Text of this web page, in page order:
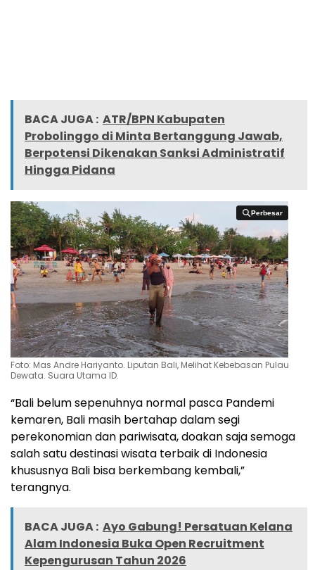
BACA JUGA : ATR/BPN Kabupaten
Probolinggo di Minta Bertanggung Jawab,
Berpotensi Dikenakan Sanksi Administratif
Hingga Pidana
Perbesar
Perbesar
Foto: Mas Andre Hariyanto. Liputan Bali, Melihat Kebebasan Pulau
Dewata. Suara Utama ID.
“Bali belum sepenuhnya normal pasca Pandemi
kemaren, Bali masih bertahap dalam segi
perekonomian dan pariwisata, doakan saja semoga
salah satu destinasi wisata terbaik di Indonesia
khususnya Bali bisa berkembang kembali,”
terangnya.
BACA JUGA : Ayo Gabung! Persatuan Kelana
Alam Indonesia Buka Open Recruitment
Kepengurusan Tahun 2026